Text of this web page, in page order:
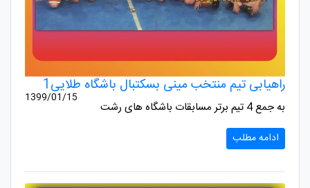
راهیابی تیم منتخب مینی بسکتبال باشگاه طلایی1
1399/01/15
به جمع 4 تیم برتر مسابقات باشگاه های رشت
ادامه مطلب